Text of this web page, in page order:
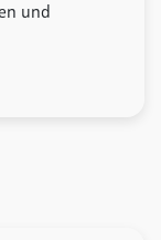
und